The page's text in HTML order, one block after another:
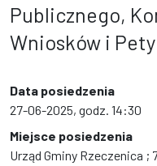
Publicznego,
Wniosków i
Data posiedzenia
27-06-2025, godz. 14:30
Miejsce posiedzenia
Urząd Gminy Rzeczenica ;